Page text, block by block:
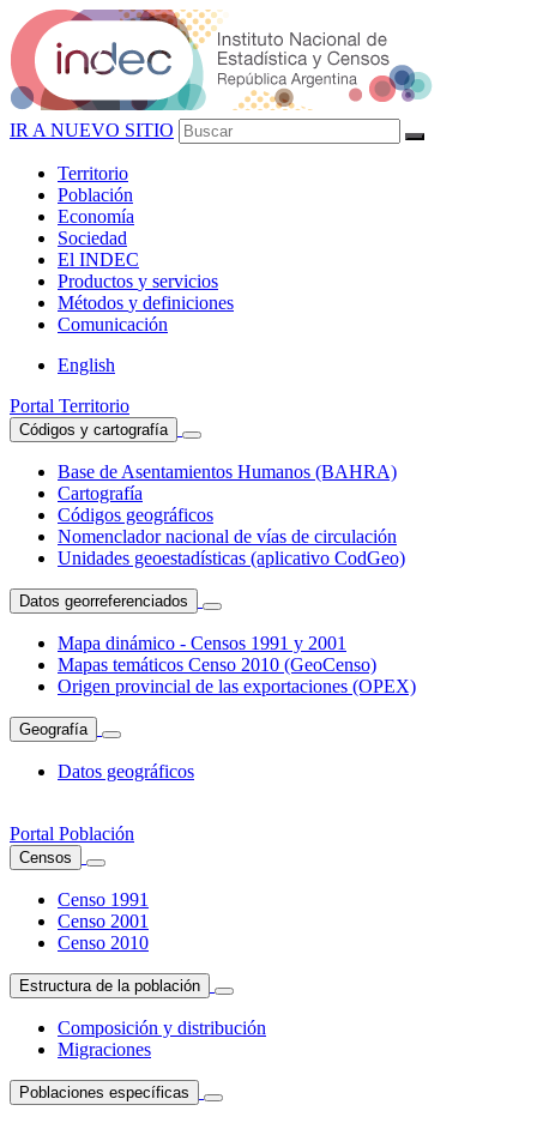
IR A NUEVO SITIO
Territorio
Población
Economía
Sociedad
El INDEC
Productos y servicios
Métodos y definiciones
Comunicación
English
Portal Territorio
Códigos y cartografía
Base de Asentamientos Humanos (BAHRA)
Cartografía
Códigos geográficos
Nomenclador nacional de vías de circulación
Unidades geoestadísticas (aplicativo CodGeo)
Datos georreferenciados
Mapa dinámico - Censos 1991 y 2001
Mapas temáticos Censo 2010 (GeoCenso)
Origen provincial de las exportaciones (OPEX)
Geografía
Datos geográficos
Portal Población
Censos
Censo 1991
Censo 2001
Censo 2010
Estructura de la población
Composición y distribución
Migraciones
Poblaciones específicas